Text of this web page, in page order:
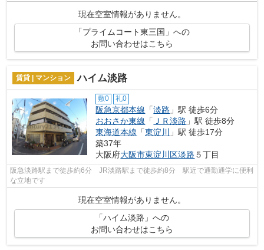
現在空室情報がありません。
「プライムコート東三国」への
お問い合わせはこちら
賃貸 | マンション ハイム淡路
敷0 礼0
阪急京都本線 「淡路 」駅 徒歩6分
おおさか東線 「 ＪＲ淡路 」駅 徒歩8分
東海道本線 「東淀川
」駅 徒歩17分
築37年
大阪府大阪市東淀川区淡路 ５丁目
阪急淡路駅まで徒歩約6分 JR淡路駅まで徒歩約8分 駅近で通勤通学に便利
な立地です
現在空室情報がありません。
「ハイム淡路」への
お問い合わせはこちら